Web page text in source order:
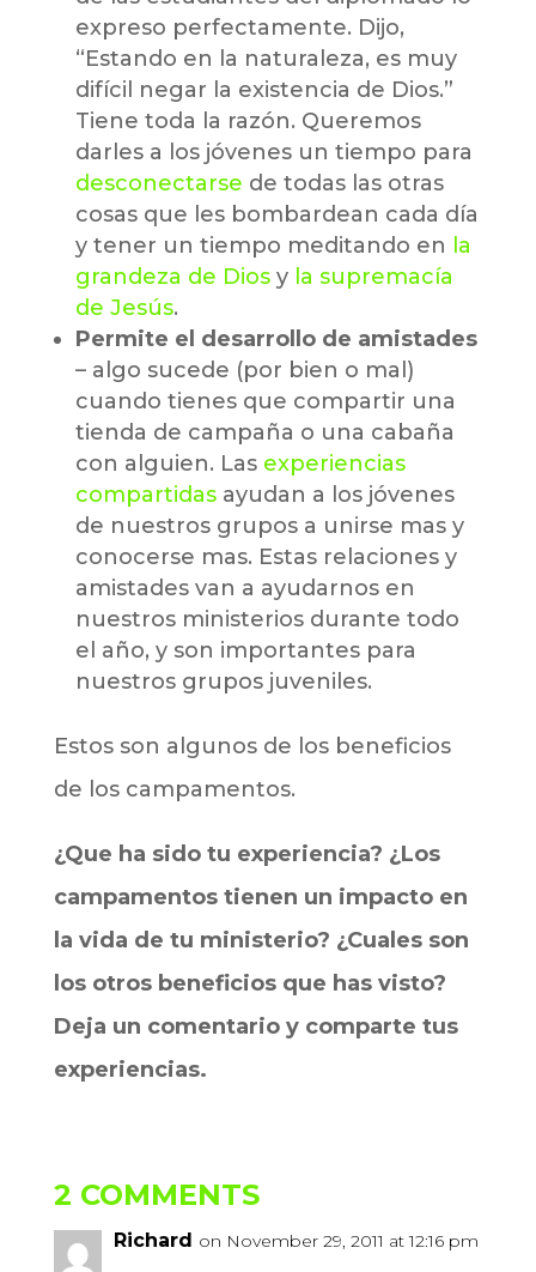
expreso perfectamente. Dijo,
“Estando en la naturaleza, es muy
difícil negar la existencia de Dios.”
Tiene toda la razón. Queremos
darles a los jóvenes un tiempo para
desconectarse de todas las otras
cosas que les bombardean cada día
y tener un tiempo meditando en la
grandeza de Diosy la supremacía
de Jesús.
Permite el desarrollo de amistades
– algo sucede (por bien o mal)
cuando tienes que compartir una
tienda de campaña o una cabaña
con alguien. Las experiencias
compartidasayudan a los jóvenes
de nuestros grupos a unirse mas y
conocerse mas. Estas relaciones y
amistades van a ayudarnos en
nuestros ministerios durante todo
el año, y son importantes para
nuestros grupos juveniles.
Estos son algunos de los beneficios
de los campamentos.
¿Que ha sido tu experiencia? ¿Los
campamentos tienen un impacto en
la vida de tu ministerio? ¿Cuales son
los otros beneficios que has visto?
Deja un comentario y comparte tus
experiencias.
2 COMMENTS
Richard on November 29, 2011 at 12:16 pm